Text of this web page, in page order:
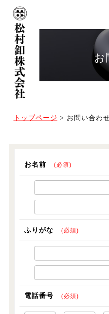
お
トップページ > お問い合わ
お名前 (必須)
ふりがな (必須)
電話番号 (必須)